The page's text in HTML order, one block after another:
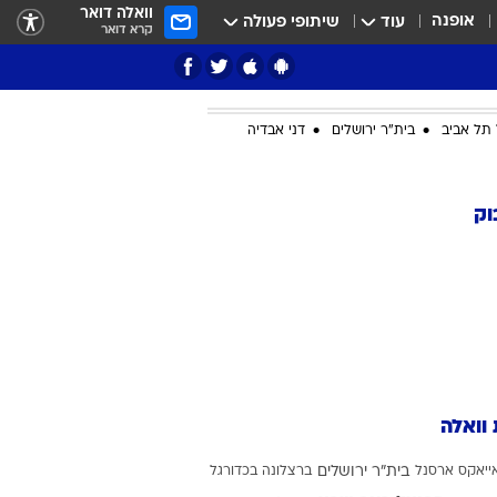
אופנה עוד שיתופי פעולה וואלה דואר
קרא דואר
תל אביב בית"ר ירושלים דני אבדיה
וואלה
ארסנל בית"ר ירושלים ברצלונה בכדורגל